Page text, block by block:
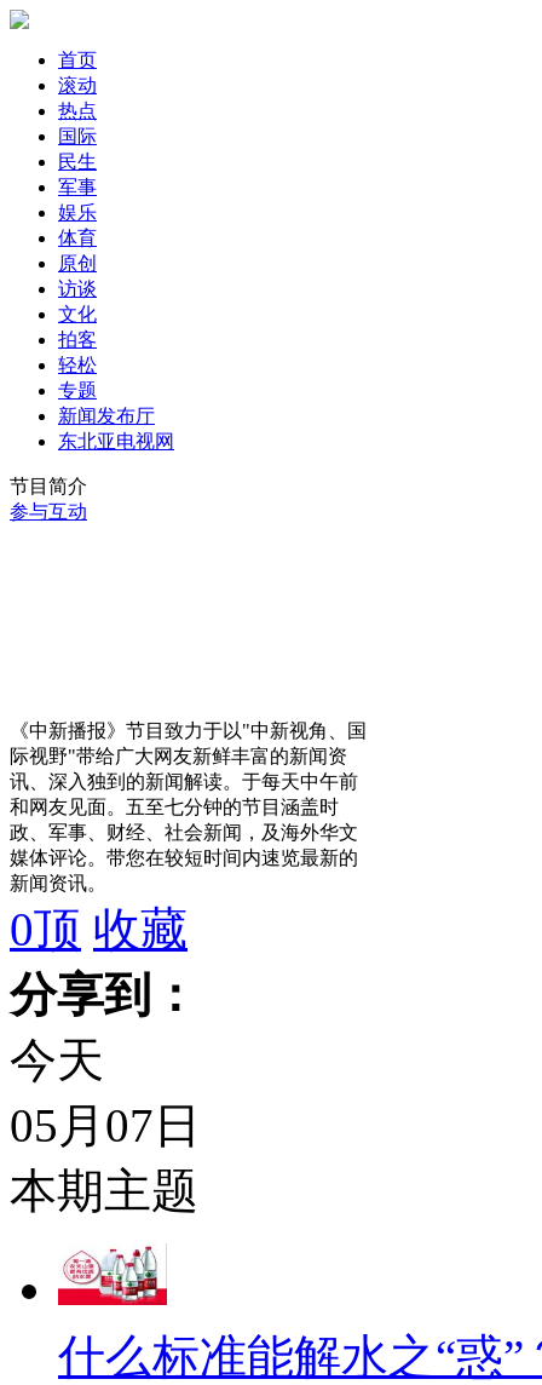
首页
滚动
热点
国际
民生
军事
娱乐
体育
原创
访谈
文化
拍客
轻松
专题
新闻发布厅
东北亚电视网
节目简介
参与互动
《中新播报》节目致力于以"中新视角、国
际视野"带给广大网友新鲜丰富的新闻资
讯、深入独到的新闻解读。于每天中午前
和网友见面。五至七分钟的节目涵盖时
政、军事、财经、社会新闻，及海外华文
媒体评论。带您在较短时间内速览最新的
新闻资讯。
0顶 收藏
分享到：
今天
05月07日
本期主题
什么标准能解水之“惑”